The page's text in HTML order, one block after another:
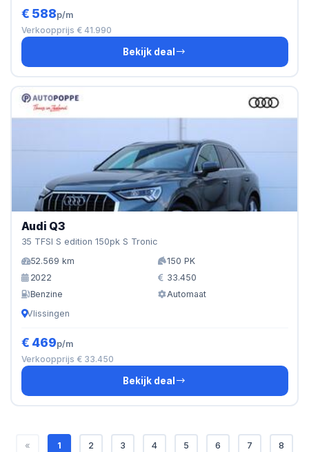
€ 588p/m
Verkoopprijs € 41.990
Bekijk deal
Audi Q3
35 TFSI S edition 150pk S Tronic
52.569 km
150 PK
2022
33.450
Benzine
Automaat
Vlissingen
€ 469p/m
Verkoopprijs € 33.450
Bekijk deal
« 1 2 3 4 5 6 7 8